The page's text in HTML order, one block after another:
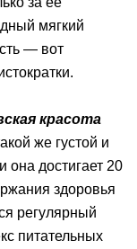
мягкий
— вот
красота
же густой и
она достигает 20
здоровья
регулярный
питательных